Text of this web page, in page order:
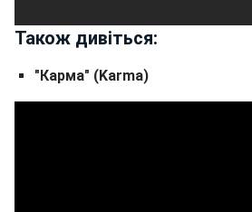
Також дивіться:
"Карма" (Karma)